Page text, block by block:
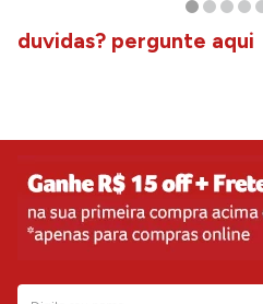
duvidas? pergunte aqui